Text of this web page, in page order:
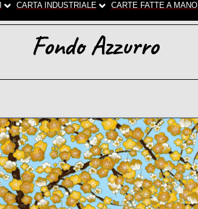
CARTA INDUSTRIALE CARTE FATTE A MANO
Fondo Azzurro